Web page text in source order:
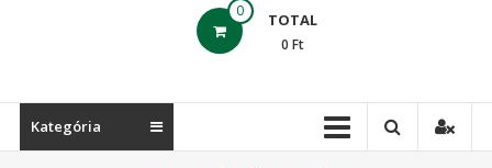
akku.com
0 TOTAL
0 Ft
Kategória